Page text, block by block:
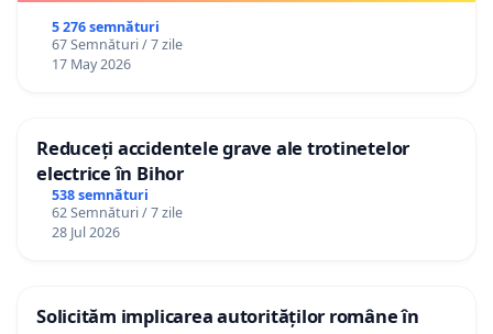
5 276 semnături
67 Semnături / 7 zile
17 May 2026
Reduceți accidentele grave ale trotinetelor
electrice în Bihor
538 semnături
62 Semnături / 7 zile
28 Jul 2026
Solicităm implicarea autorităților române în